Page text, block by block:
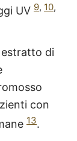
UV 9, 10,
di
con
13.